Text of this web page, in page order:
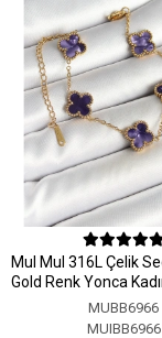
MuI MuI 316L Çelik
Gold Renk Yonca
MUBB6966
MUIBB6966